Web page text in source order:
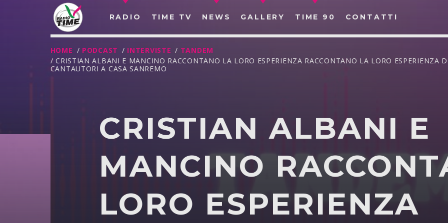
RADIO TIME TV NEWS GALLERY TIME 90 CONTATTI
CERCA NEL SITO WEB:
HOME / PODCAST / INTERVISTE / TANDEM
/ CRISTIAN ALBANI E MANCINO RACCONTANO LA LORO ESPERIENZA RACCONTANO LA LORO ESPERIENZA
CANTAUTORI A CASA SANREMO
CRISTIAN ALBANI E
MANCINO
LORO ESPERIENZA